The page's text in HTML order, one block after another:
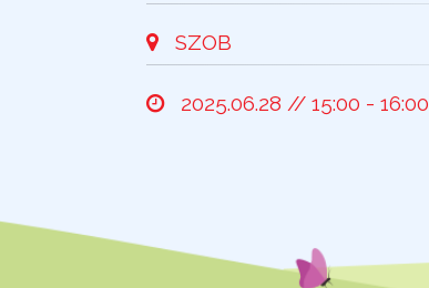
SZOB
2025.06.28 // 15:00 - 16:00